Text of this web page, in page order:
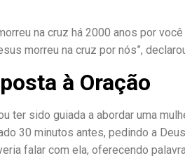
na cruz há 2000 anos por
morreu na cruz por nós”,
à Oração
ter sido guiada a abordar uma
30 minutos antes, pedindo a
falar com ela, oferecendo